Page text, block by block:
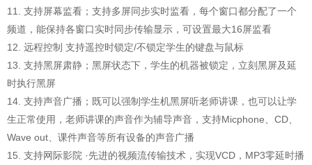
11. 支持屏幕监看；支持多屏同步实时监看，每个窗口都分配了一个
频道，能保持各窗口实时同步传输显示，可设置最大16屏监看
12. 远程控制 支持遥控时锁定/不锁定学生的键盘与鼠标
13. 支持黑屏肃静；黑屏状态下，学生的机器被锁定，立刻黑屏及延
时执行黑屏
14. 支持声音广播；既可以强制学生机黑屏听老师讲课，也可以让学
生正常使用，老师讲课的声音作为辅导声音，支持Micphone、CD、
Wave out、课件声音等所有设备的声音广播
15. 支持网际影院 ·先进的视频流传输技术，实现VCD，MP3零延时播